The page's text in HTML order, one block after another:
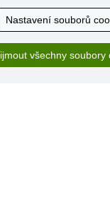
kvalitní zboží za slušné
ceny a hlavně super
Nastavení souborů
všechny soubory